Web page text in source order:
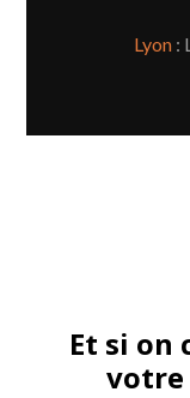
Lyon:
Et si on
votre